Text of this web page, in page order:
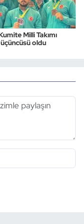
Milli Takımı
oldu